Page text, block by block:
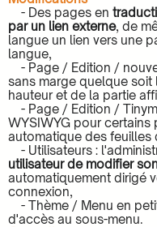
- Des pages en
par un lien externe, de
langue un lien vers une
langue,
- Page / Edition /
sans marge quelque
hauteur et de la partie
- Page / Edition /
WYSIWYG pour
automatique des feuilles
- Utilisateurs :
utilisateur de modifier
automatiquement dirigé
connexion,
- Thème / Menu en
d'accès au sous-menu.